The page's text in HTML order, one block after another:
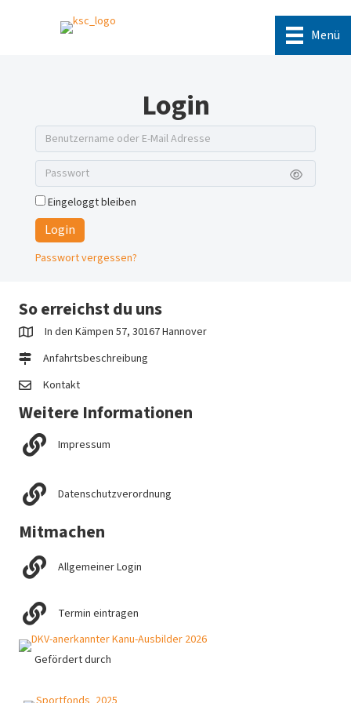
Menü
Login
Eingeloggt bleiben
Login
Passwort vergessen?
So erreichst du uns
In den Kämpen 57, 30167 Hannover
Anfahrtsbeschreibung
Kontakt
Weitere Informationen
Impressum
Datenschutzverordnung
Mitmachen
Allgemeiner Login
Termin eintragen
Gefördert durch